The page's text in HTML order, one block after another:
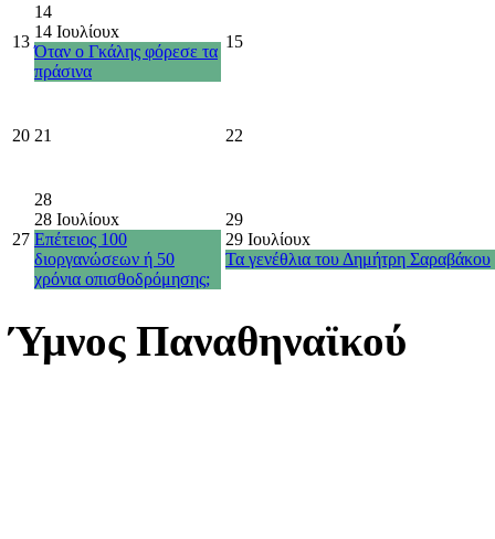
13
14
14 Ιουλίουx
Όταν ο Γκάλης φόρεσε τα
πράσινα
15
20 21 22
27
28
28 Ιουλίουx
Επέτειος 100
διοργανώσεων ή 50
χρόνια οπισθοδρόμησης;
29
29 Ιουλίουx
Τα γενέθλια του Δημήτρη Σαραβάκου
Ύμνος Παναθηναϊκού